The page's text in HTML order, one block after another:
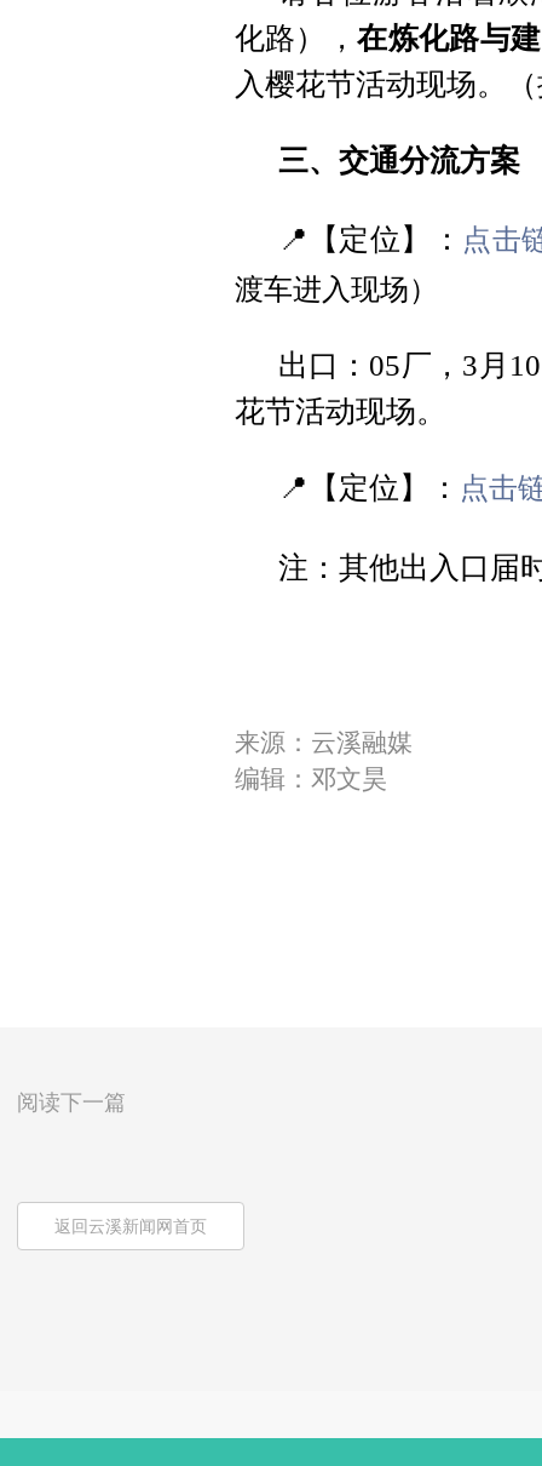
化路），在炼化路与
入樱花节活动现场。
三、交通分流方案
📍【定位】： 点击
渡车进入现场）
出口：05厂，3月
花节活动现场。
📍【定位】： 点击
注：其他出入口届
来源：云溪融媒
编辑：邓文昊
阅读下一篇
返回云溪新闻网首页